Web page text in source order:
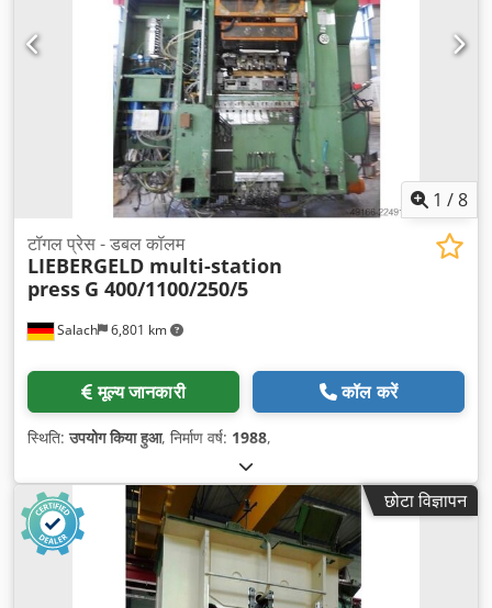
1 /8
Salach 6,801 km
टॉगल प्रेस - डबल कॉलम
LIEBERGELD multi-station
press G 400/1100/250/5
मूल्य जानकारी कॉल करें
स्थिति:उपयोग किया हुआ, निर्माण वर्ष: 1988,
छोटा विज्ञापन